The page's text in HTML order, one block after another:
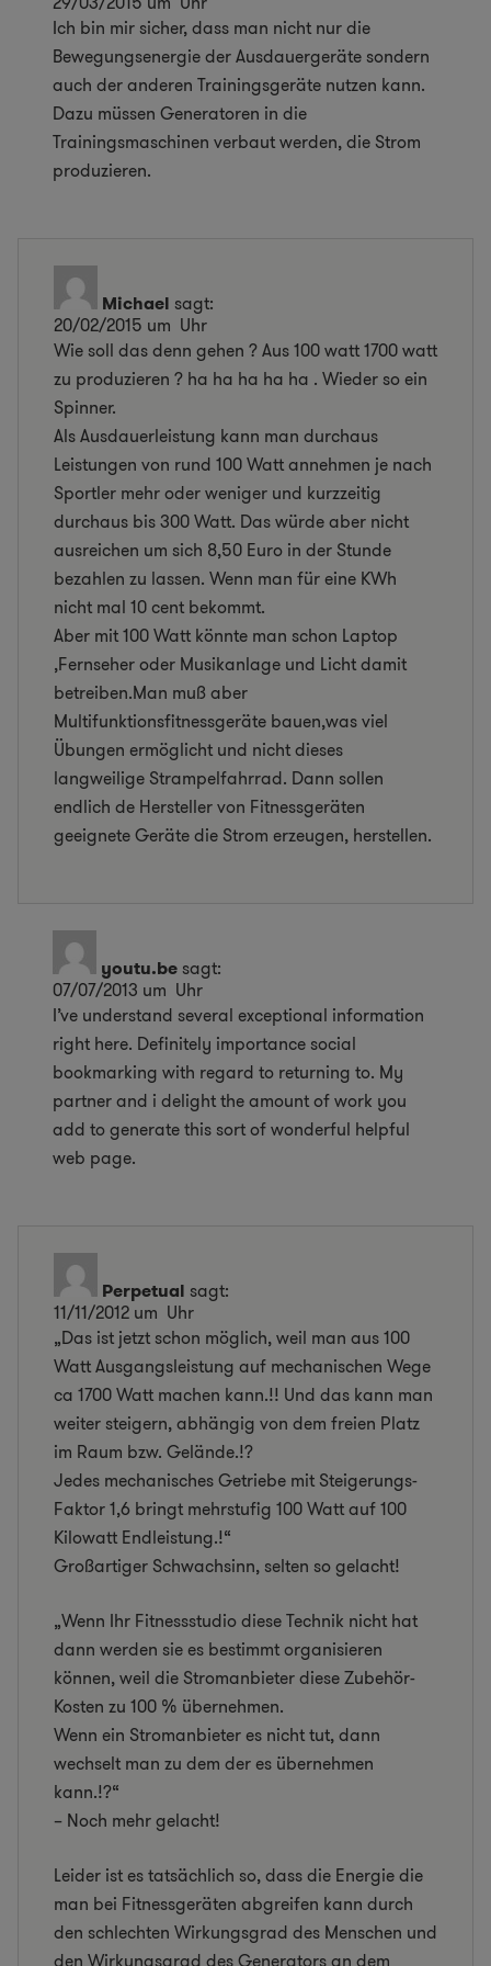
Ich bin mir sicher, dass man nicht nur die
Bewegungsenergie der Ausdauergeräte sondern
auch der anderen Trainingsgeräte nutzen kann.
Dazu müssen Generatoren in die
Trainingsmaschinen verbaut werden, die Strom
produzieren.
Michael sagt:
20/02/2015 um Uhr
Wie soll das denn gehen ? Aus 100 watt 1700 watt
zu produzieren ? ha ha ha ha ha . Wieder so ein
Spinner.
Als Ausdauerleistung kann man durchaus
Leistungen von rund 100 Watt annehmen je nach
Sportler mehr oder weniger und kurzzeitig
durchaus bis 300 Watt. Das würde aber nicht
ausreichen um sich 8,50 Euro in der Stunde
bezahlen zu lassen. Wenn man für eine KWh
nicht mal 10 cent bekommt.
Aber mit 100 Watt könnte man schon Laptop
,Fernseher oder Musikanlage und Licht damit
betreiben.Man muß aber
Multifunktionsfitnessgeräte bauen,was viel
Übungen ermöglicht und nicht dieses
langweilige Strampelfahrrad. Dann sollen
endlich de Hersteller von Fitnessgeräten
geeignete Geräte die Strom erzeugen, herstellen.
youtu.besagt:
07/07/2013 um Uhr
I’ve understand several exceptional information
right here. Definitely importance social
bookmarking with regard to returning to. My
partner and i delight the amount of work you
add to generate this sort of wonderful helpful
web page.
Perpetual sagt:
11/11/2012 um Uhr
„Das ist jetzt schon möglich, weil man aus 100
Watt Ausgangsleistung auf mechanischen Wege
ca 1700 Watt machen kann.!! Und das kann man
weiter steigern, abhängig von dem freien Platz
im Raum bzw. Gelände.!?
Jedes mechanisches Getriebe mit Steigerungs-
Faktor 1,6 bringt mehrstufig 100 Watt auf 100
Kilowatt Endleistung.!“
Großartiger Schwachsinn, selten so gelacht!
„Wenn Ihr Fitnessstudio diese Technik nicht hat
dann werden sie es bestimmt organisieren
können, weil die Stromanbieter diese Zubehör-
Kosten zu 100 % übernehmen.
Wenn ein Stromanbieter es nicht tut, dann
wechselt man zu dem der es übernehmen
kann.!?“
– Noch mehr gelacht!
Leider ist es tatsächlich so, dass die Energie die
man bei Fitnessgeräten abgreifen kann durch
den schlechten Wirkungsgrad des Menschen und